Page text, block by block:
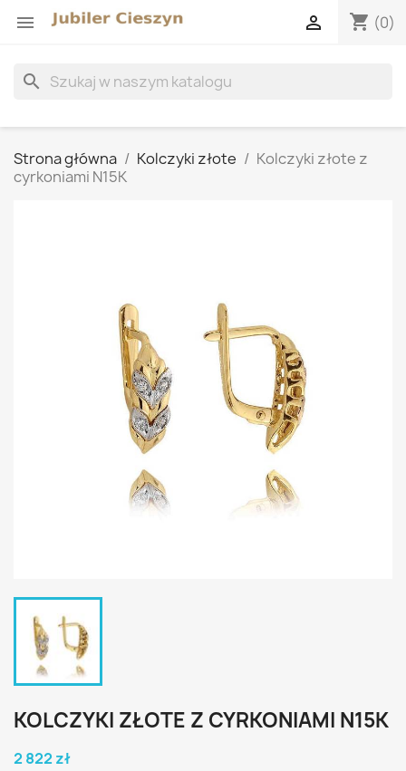
 shopping_cart (0)

search
Strona główna Kolczyki złote
Kolczyki złote z
cyrkoniami N15K
KOLCZYKI ZŁOTE Z CYRKONIAMI N15K
2 822 zł